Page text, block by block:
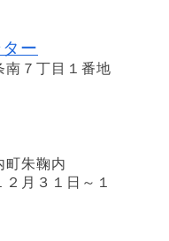
ー
南７丁目１番地
町朱鞠内
月３１日～１